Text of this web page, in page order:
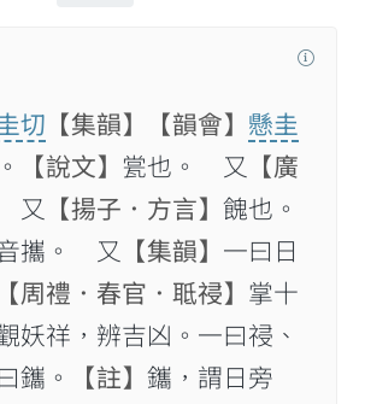
切 【集韻】 【韻會】 懸圭
【說文】 瓽也。 又
【廣
又 【揚子．方言】 餽也。
攜。 又 【集韻】 一曰日
【周禮．春官．𦕑祲】 掌十
妖祥，辨吉凶。一曰祲、
鑴。
【註】 鑴，謂日旁